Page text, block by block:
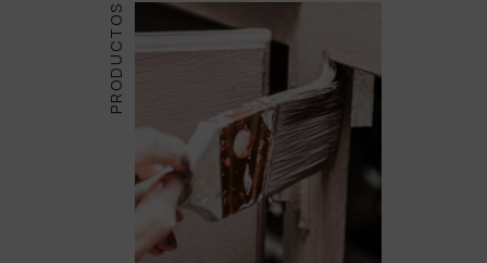
PRODUCTOS